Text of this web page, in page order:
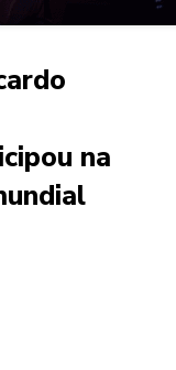
na